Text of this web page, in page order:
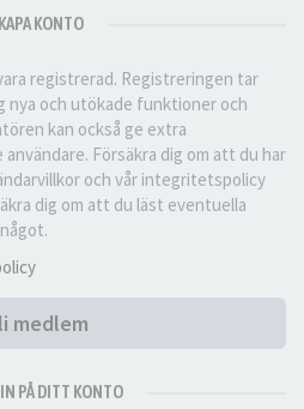
KONTO
registrerad. Registreringen tar
nya och utökade funktioner och
kan också ge extra
Försäkra dig om att du har
och vår integritetspolicy
dig om att du läst eventuella
medlem
PÅ DITT KONTO